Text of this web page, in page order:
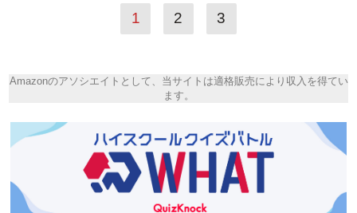
1 2 3
Amazonのアソシエイトとして、当サイトは適格販売により収入を得てい
ます。